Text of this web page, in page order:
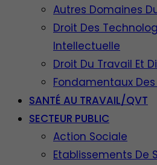
Autres Domaines
Droit Des
Intellectuelle
Droit Du Travail Et
Fondamentaux
SANTÉ AU TRAVAIL/QVT
SECTEUR PUBLIC
Action Sociale
Etablissements De